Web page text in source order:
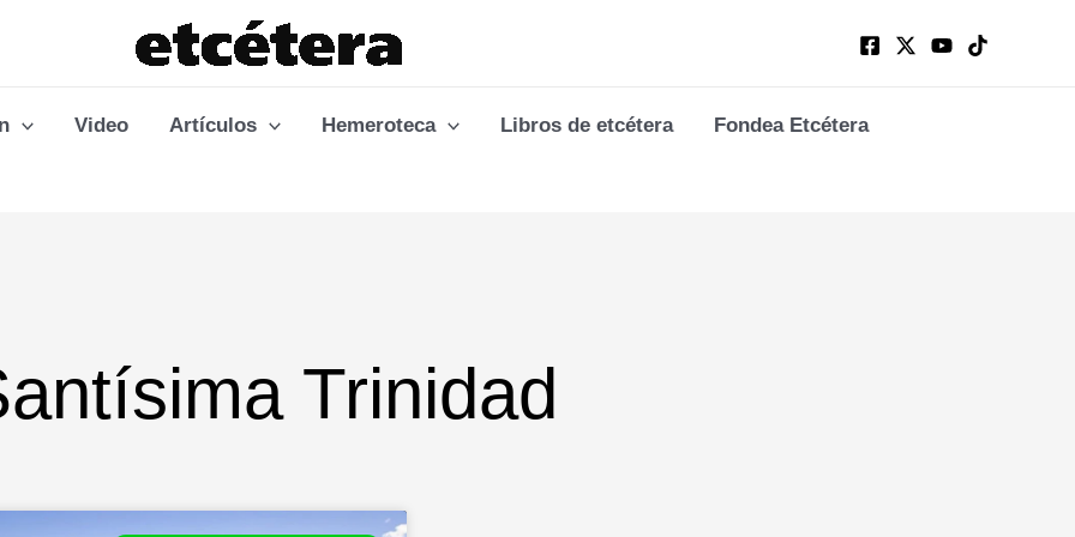
Video Artículos Hemeroteca Libros de etcétera Fondea Etcétera
Trinidad